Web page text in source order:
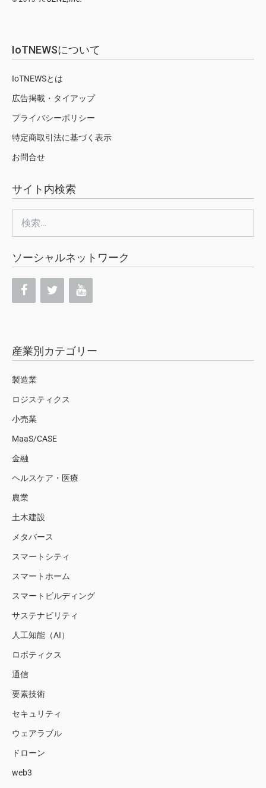
IoTNEWSについて
IoTNEWSとは
広告掲載・タイアップ
プライバシーポリシー
特定商取引法に基づく表示
お問合せ
サイト内検索
索:
ソーシャルネットワーク
産業別カテゴリー
製造業
ロジスティクス
小売業
MaaS/CASE
金融
ヘルスケア・医療
農業
土木建設
メタバース
スマートシティ
スマートホーム
スマートビルディング
サステナビリティ
人工知能（AI）
ロボティクス
通信
要素技術
セキュリティ
ウェアラブル
ドローン
web3